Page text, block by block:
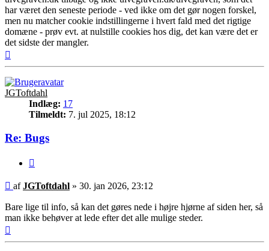
har været den seneste periode - ved ikke om det gør nogen forskel,
men nu matcher cookie indstillingerne i hvert fald med det rigtige
domæne - prøv evt. at nulstille cookies hos dig, det kan være det er
det sidste der mangler.
JGToftdahl
Indlæg: 17
Tilmeldt: 7. jul 2025, 18:12
Re: Bugs
Indlæg
afJGToftdahl » 30. jan 2026, 23:12
Bare lige til info, så kan det gøres nede i højre hjørne af siden her, så
man ikke behøver at lede efter det alle mulige steder.